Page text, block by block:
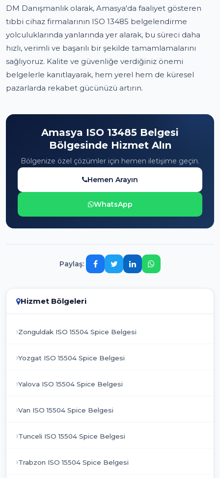
DM Danışmanlık olarak, Amasya'da faaliyet gösteren
tıbbi cihaz firmalarının ISO 13485 belgelendirme
yolculuklarında yanlarında yer alarak, bu süreci daha
hızlı, verimli ve başarılı bir şekilde tamamlamalarını
sağlıyoruz. Kalite ve güvenliğe verdiğiniz önemi
belgelerle kanıtlayarak, hem yerel hem de küresel
pazarlarda rekabet gücünüzü artırın.
Amasya ISO 13485 Belgesi
Bölgesinde Hizmet Alın
Bölgenize özel çözümler için hemen iletişime geçin.
Hemen Arayın
WhatsApp
Paylaş:
Hizmet Bölgeleri
Zonguldak ISO 15504 Spice Belgesi
Yozgat ISO 15504 Spice Belgesi
Yalova ISO 15504 Spice Belgesi
Van ISO 15504 Spice Belgesi
Tunceli ISO 15504 Spice Belgesi
Trabzon ISO 15504 Spice Belgesi